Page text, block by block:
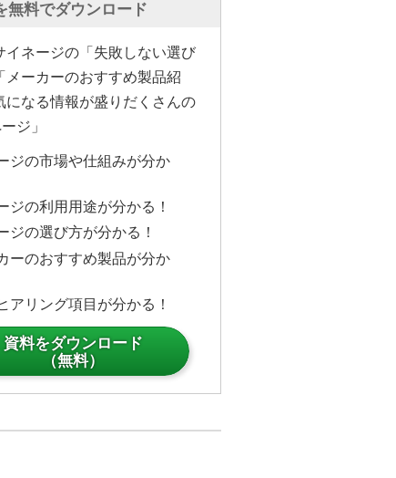
無料でダウンロード
イネージの「失敗しない選び
メーカーのおすすめ製品紹
になる情報が盛りだくさんの
ジ」
ジの市場や仕組みが分か
ジの利用用途が分かる！
ジの選び方が分かる！
ーのおすすめ製品が分か
アリング項目が分かる！
資料をダウンロード
（無料）